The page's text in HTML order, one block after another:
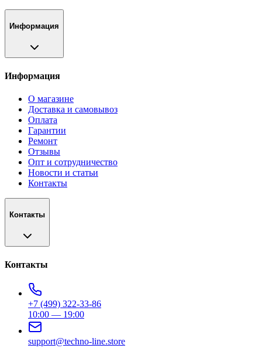
Информация
Информация
О магазине
Доставка и самовывоз
Оплата
Гарантии
Ремонт
Отзывы
Опт и сотрудничество
Новости и статьи
Контакты
Контакты
Контакты
+7 (499) 322-33-86
10:00 — 19:00
support@techno-line.store